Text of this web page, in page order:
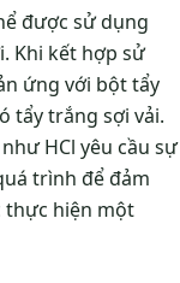
được sử dụng
Khi kết hợp sử
ứng với bột tẩy
tẩy trắng sợi vải.
HCl yêu cầu sự
trình để đảm
thực hiện một